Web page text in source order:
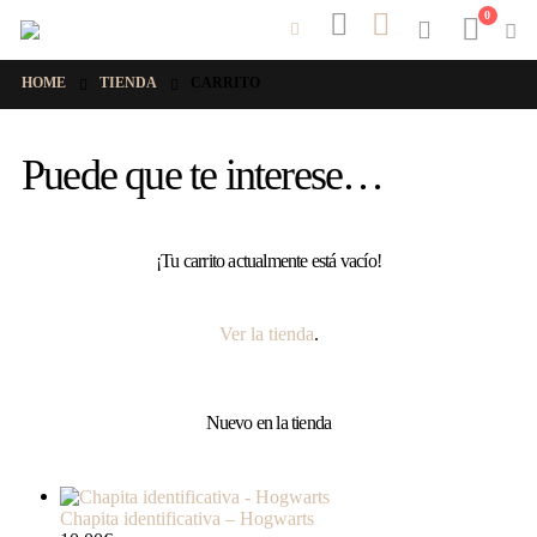
0
HOME TIENDA
Puede que te interese…
¡Tu carrito actualmente está vacío!
Ver la tienda.
Nuevo en la tienda
Chapita identificativa – Hogwarts